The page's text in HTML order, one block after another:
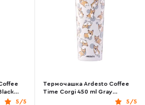
5/5
Термочашка Ardesto Coffee
Time Corgi 450 ml Gray
5/5